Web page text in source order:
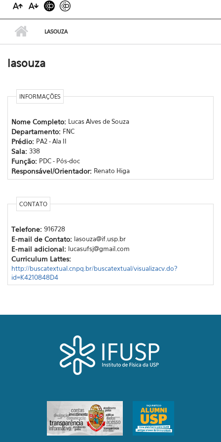
LASOUZA
lasouza
INFORMAÇÕES
Nome Completo: Lucas Alves de Souza
Departamento: FNC
Prédio: PA2 - Ala II
Sala: 338
Função: PDC - Pós-doc
Responsável/Orientador: Renato Higa
CONTATO
Telefone: 916728
E-mail de Contato: lasouza@if.usp.br
E-mail adicional: lucasufsj@gmail.com
Curriculum Lattes:
http://buscatextual.cnpq.br/buscatextual/visualizacv.do?
id=K4210848D4